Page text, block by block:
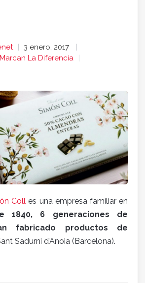
3 enero, 2017
La Diferencia
Coll es una empresa familiar en
1840, 6 generaciones de
fabricado productos de
Sadurni d’Anoia (Barcelona).